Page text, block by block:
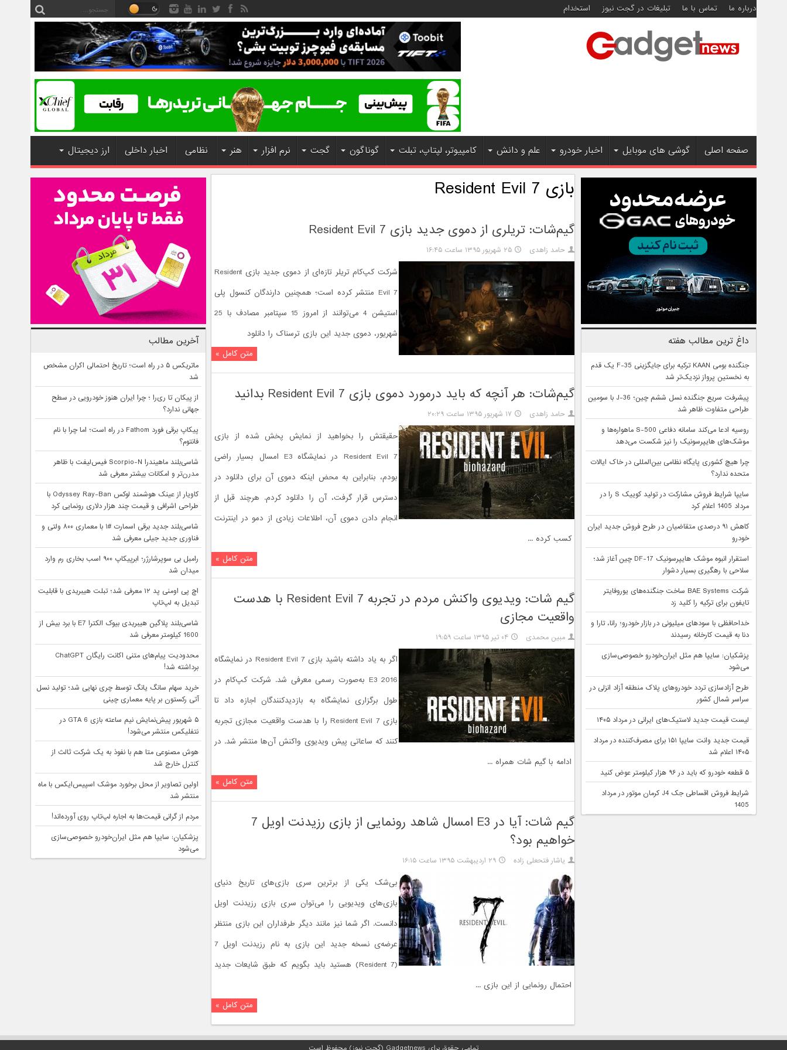
درباره ما تماس با ما تبلیغات در گجت نیوز استخدام
صفحه اصلی گوشی های موبایل اخبار خودرو علم و دانش کامپیوتر، لپتاپ، تبلت گوناگون گجت نرم افزار هنر نظامی اخبار داخلی ارز دیجیتال
بازی Resident Evil 7
گیم‌شات: تریلری از دموی جدید بازی Resident Evil 7
حامد زاهدی ۲۵ شهریور ۱۳۹۵ ساعت ۱۶:۴۵
شرکت کپ‌کام تریلر تازه‌ای از دموی جدید بازی Resident
Evil 7 منتشر کرده است؛ همچنین دارندگان کنسول پلی
استیشن 4 می‌توانند از امروز 15 سپتامبر مصادف با 25
شهریور، دموی جدید این بازی ترسناک را دانلود
متن کامل »
گیم‌شات: هر آنچه که باید درمورد دموی بازی Resident Evil 7 بدانید
حامد زاهدی ۱۷ شهریور ۱۳۹۵ ساعت ۲۰:۲۹
حقیقتش را بخواهید از نمایش پخش شده از بازی
Resident Evil 7 در نمایشگاه E3 امسال بسیار راضی
بودم، بنابراین به محض اینکه دموی آن برای دانلود در
دسترس قرار گرفت، آن را دانلود کردم. هرچند قبل از
انجام دادن دموی آن، اطلاعات زیادی از دمو در اینترنت
کسب کرده ...
متن کامل »
گیم شات: ویدیوی واکنش مردم در تجربه Resident Evil 7 با هدست
واقعیت مجازی
مبین محمدی ۰۴ تیر ۱۳۹۵ ساعت ۱۹:۵۹
اگر به یاد داشته باشید بازی Resident Evil 7 در نمایشگاه
E3 2016 به‌صورت رسمی معرفی شد. شرکت کپ‌کام در
طول برگزاری نمایشگاه به بازدیدکنندگان اجازه داد تا
بازی Resident Evil 7 را با هدست واقعیت مجازی تجربه
کنند که ساعاتی پیش ویدیوی واکنش آن‌ها منتشر شد. در
ادامه با گیم شات همراه ...
متن کامل »
گیم شات: آیا در E3 امسال شاهد رونمایی از بازی رزیدنت اویل 7
خواهیم بود؟
یاشار فتحعلی زاده ۲۹ اردیبهشت ۱۳۹۵ ساعت ۱۶:۱۵
بی‌شک یکی از برترین سری بازی‌های تاریخ دنیای
بازی‌های ویدیویی را می‌توان سری بازی رزیدنت اویل
دانست. اگر شما نیز مانند دیگر طرفداران این بازی منتظر
عرضه‌ی نسخه جدید این بازی به نام رزیدنت اویل 7
(Resident 7) هستید باید بگویم که طبق شایعات جدید
احتمال رونمایی از این بازی ...
متن کامل »
داغ ترین مطالب هفته
جنگنده بومی KAAN ترکیه برای جایگزینی F-35 یک قدم
به نخستین پرواز نزدیک‌تر شد
پیشرفت سریع جنگنده نسل ششم چین؛ J-36 با سومین
طراحی متفاوت ظاهر شد
روسیه ادعا می‌کند سامانه دفاعی S-500 ماهواره‌ها و
موشک‌های هایپرسونیک را نیز شکست می‌دهد
چرا هیچ کشوری پایگاه نظامی بین‌المللی در خاک ایالات
متحده ندارد؟
سایپا شرایط فروش مشارکت در تولید کوییک S را در
مرداد 1405 اعلام کرد
کاهش ۹۱ درصدی متقاضیان در طرح فروش جدید ایران
خودرو
استقرار انبوه موشک هایپرسونیک DF-17 چین آغاز شد؛
سلاحی با رهگیری بسیار دشوار
شرکت BAE Systems ساخت جنگنده‌های یوروفایتر
تایفون برای ترکیه را کلید زد
خداحافظی با سودهای میلیونی در بازار خودرو؛ رانا، تارا و
دنا به قیمت کارخانه رسیدند
پزشکیان: سایپا هم مثل ایران‌خودرو خصوصی‌سازی
می‌شود
طرح آزادسازی تردد خودروهای پلاک منطقه آزاد انزلی در
سراسر شمال کشور
لیست قیمت جدید لاستیک‌های ایرانی در مرداد ۱۴۰۵
قیمت جدید وانت سایپا ۱۵۱ برای مصرف‌کننده در مرداد
۱۴۰۵ اعلام شد
۵ قطعه خودرو که باید در ۹۶ هزار کیلومتر عوض کنید
شرایط فروش اقساطی جک J4 کرمان موتور در مرداد
1405
آخرین مطالب
ماتریکس ۵ در راه است؛ تاریخ احتمالی اکران مشخص
شد
از پیکان تا ری‌را ؛ چرا ایران هنوز خودرویی در سطح
جهانی ندارد؟
پیکاپ برقی فورد Fathom در راه است؛ اما چرا با نام
فانتوم؟
شاسی‌بلند ماهیندرا Scorpio-N فیس‌لیفت با ظاهر
مدرن‌تر و امکانات بیشتر معرفی شد
کاویار از عینک هوشمند لوکس Odyssey Ray-Ban با
طراحی اشرافی و قیمت چند هزار دلاری رونمایی کرد
شاسی‌بلند جدید برقی اسمارت #۱ با معماری ۸۰۰ ولتی و
فناوری جدید جیلی معرفی شد
رامبل بی سوپرشارژر؛ ابرپیکاپ ۹۰۰ اسب بخاری رم وارد
میدان شد
اچ پی اومنی پد ۱۲ معرفی شد؛ تبلت هیبریدی با قابلیت
تبدیل به لپ‌تاپ
شاسی‌بلند پلاگین هیبریدی بیوک الکترا E7 با برد بیش از
1600 کیلومتر معرفی شد
محدودیت پیام‌های متنی اکانت رایگان ChatGPT
برداشته شد!
خرید سهام سانگ‌ یانگ توسط چری نهایی شد؛ تولید نسل
آتی رکستون بر پایه معماری چینی
۵ شهریور پیش‌نمایش نیم ساعته بازی GTA 6 در
نتفلیکس منتشر می‌شود!
هوش مصنوعی متا هم با نفوذ به یک شرکت ثالث از
کنترل خارج شد
اولین تصاویر از محل برخورد موشک اسپیس‌ایکس با ماه
منتشر شد
مردم از گرانی قیمت‌ها به اجاره لپ‌تاپ روی آورده‌اند!
پزشکیان: سایپا هم مثل ایران‌خودرو خصوصی‌سازی
می‌شود